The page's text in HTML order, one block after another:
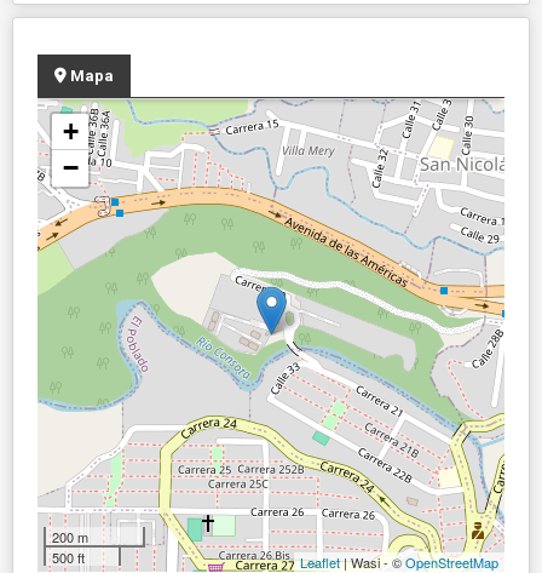
Mapa
+
−
200 m
500 ft
Leaflet| Wasi - ©OpenStreetMap